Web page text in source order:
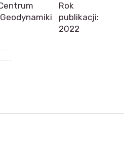
Rok
publikacji:
2022